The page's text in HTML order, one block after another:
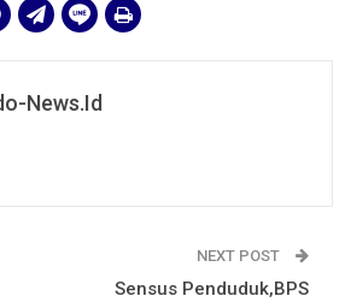
News.id
NEXT POST
Sensus Penduduk,BPS